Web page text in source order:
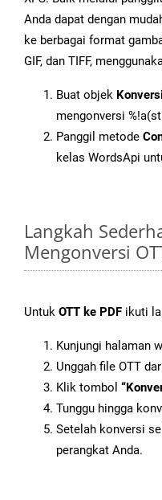
Anda dapat dengan
ke berbagai format
GIF, dan TIFF,
Buat objek
mengonversi
Panggil metode
kelas WordsApi
Langkah
Mengonversi
Untuk OTT ke PDF ikuti
Kunjungi halaman
Unggah file OTT
Klik tombol
Tunggu hingga
Setelah konversi
perangkat Anda.